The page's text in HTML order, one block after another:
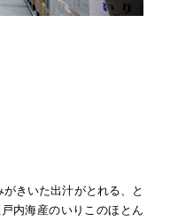
きいた出汁がとれる、と
内海産のいりこのほとん